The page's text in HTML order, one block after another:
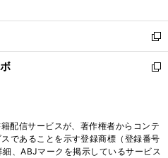
開
く
ウ
で
開
く
ン
ド
ウ
で
ウ
ィ
ン
ド
く
新
し
い
ド
ウ
新
ィ
ン
配信サービスが、著作権者からコンテ
であることを示す登録商標（登録番号
、ABJマークを掲示しているサービス